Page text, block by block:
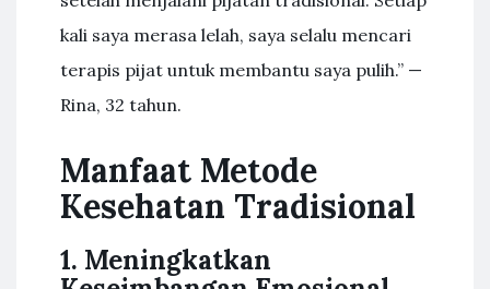
kali saya merasa lelah, saya selalu mencari
terapis pijat untuk membantu saya pulih.” —
Rina, 32 tahun.
Manfaat Metode
Kesehatan Tradisional
1. Meningkatkan